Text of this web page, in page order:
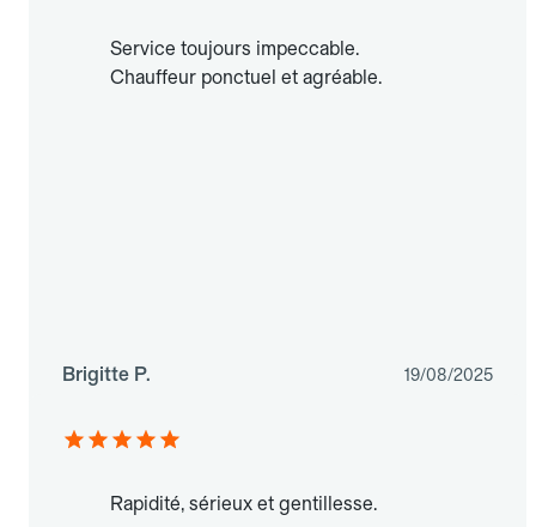
Service toujours impeccable.
Chauffeur ponctuel et agréable.
Brigitte P. 19/08/2025
Rapidité, sérieux et gentillesse.